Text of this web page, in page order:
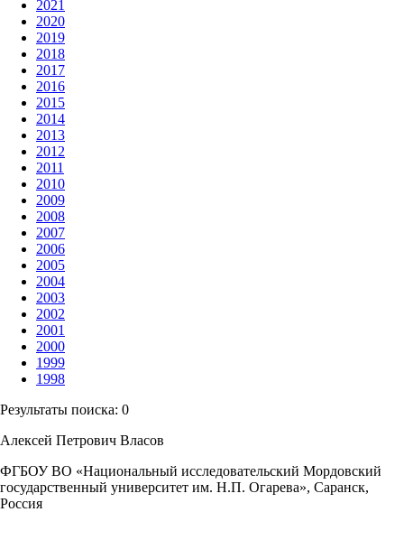
2021
2020
2019
2018
2017
2016
2015
2014
2013
2012
2011
2010
2009
2008
2007
2006
2005
2004
2003
2002
2001
2000
1999
1998
Результаты поиска: 0
Алексей Петрович Власов
ФГБОУ ВО «Национальный исследовательский Мордовский
государственный университет им. Н.П. Огарева», Саранск,
Россия